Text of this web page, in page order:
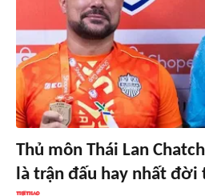
Thủ môn Thái Lan
là trận đấu hay nhất đời